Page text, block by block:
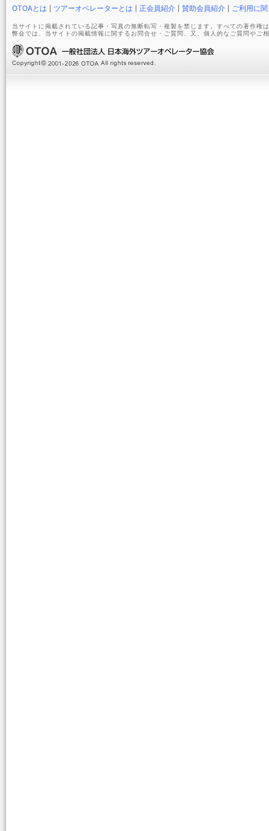
OTOAとは ツアーオペレーターとは 正会員紹介 賛助会員紹介 ご利用に
当サイトに掲載されている記事・写真の無断転写・複製を禁じます。すべての著作権
弊会では、当サイトの掲載情報に関するお問合せ・ご質問、又、個人的なご質問やご